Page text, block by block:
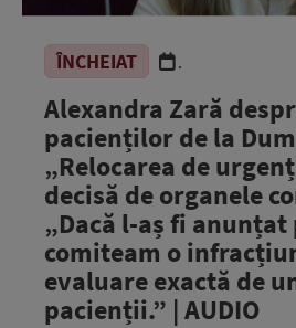
ÎNCHEIAT .
Alexandra Zară
pacienților de la
„Relocarea de
decisă de organele
„Dacă l-aș fi
comiteam o
evaluare exactă de
pacienții.” | AUDIO